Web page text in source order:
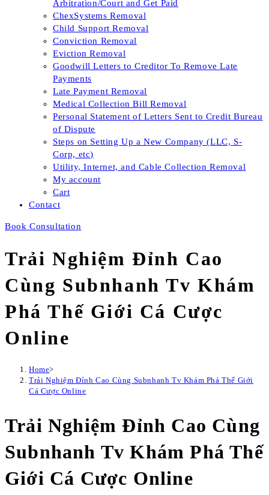
Arbitration/Court and Get Paid
ChexSystems Removal
Child Support Removal
Conviction Removal
Eviction Removal
Goodwill Letters to Creditor To Remove Late
Payments
Late Payment Removal
Medical Collection Bill Removal
Personal Statement of Letters Sent to Credit Bureau
of Dispute
Steps on Setting Up a New Company (LLC, S-
Corp, etc)
Utility, Internet, and Cable Collection Removal
My account
Cart
Contact
Book Consultation
Trải Nghiệm Đỉnh Cao
Cùng Subnhanh Tv Khám
Phá Thế Giới Cá Cược
Online
Home>
Trải Nghiệm Đỉnh Cao Cùng Subnhanh Tv Khám Phá Thế Giới
Cá Cược Online
Trải Nghiệm Đỉnh Cao Cùng
Subnhanh Tv Khám Phá Thế
Giới Cá Cược Online